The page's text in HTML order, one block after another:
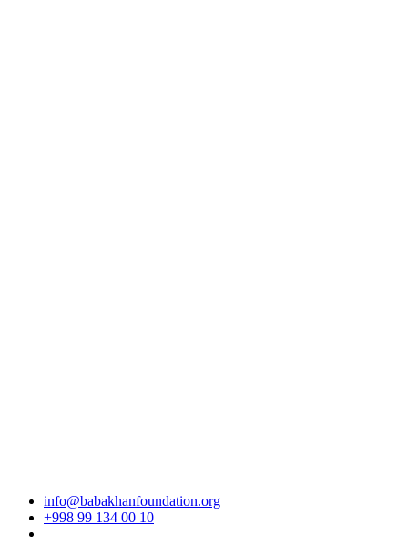
info@babakhanfoundation.org
+998 99 134 00 10